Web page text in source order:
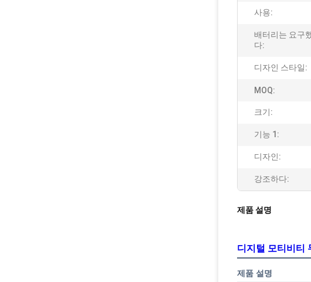
사용:
배터리는 요구
다:
디자인 스타일:
MOQ:
크기:
기능 1:
디자인:
강조하다:
제품 설명
디지털 모티비티
제품 설명